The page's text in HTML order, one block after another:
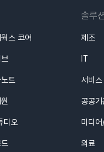
스 코어
트
디오
솔루션
제조
IT
서비스
공공
미디
의료